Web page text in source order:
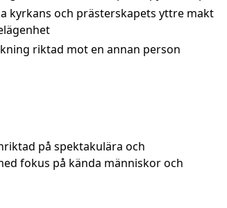
kyrkans och prästerskapets yttre makt
riktad mot en annan person
på spektakulära och
fokus på kända människor och